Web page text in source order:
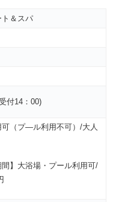
＆スパ
付14：00)
可（プ―ル利用不可）/大人
間】大浴場・プール利用可/